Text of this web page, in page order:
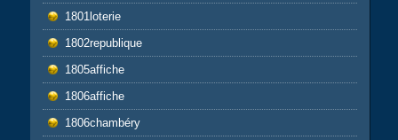
1801loterie
1802republique
1805affiche
1806affiche
1806chambéry